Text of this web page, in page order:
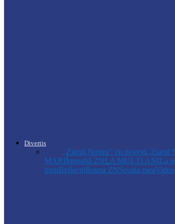
Divertis
,,Ziarul Nostru” cu povești„Ziarul
MARIÎntreabă ZNLA MULŢI ANILa
timpReflecțiiReteta ZNȘcoala meaVideo